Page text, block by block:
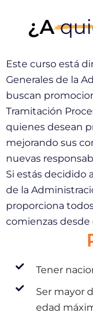
¿A
Este curso está
Generales de la
buscan
Tramitación
quienes desean
mejorando sus
nuevas
Si estás decidido
de la
proporciona
comienzas desde
Tener
Ser mayor
edad